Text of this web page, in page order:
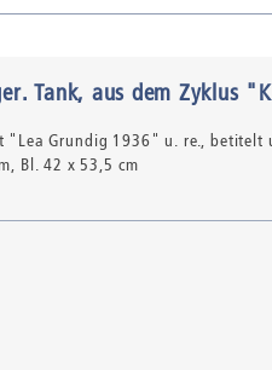
.Tank, aus dem Zyklus
Grundig 1936" u. re., betitelt
Bl. 42 x 53,5 cm